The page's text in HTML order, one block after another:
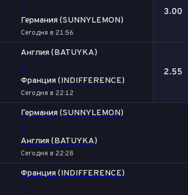
-
Германия (SUNNYLEMON)
Сегодня в 21:56
3.00
Англия (BATUYKA)
-
Франция (INDIFFERENCE)
Сегодня в 22:12
2.55
Германия (SUNNYLEMON)
-
Англия (BATUYKA)
Сегодня в 22:28
Франция (INDIFFERENCE)
-